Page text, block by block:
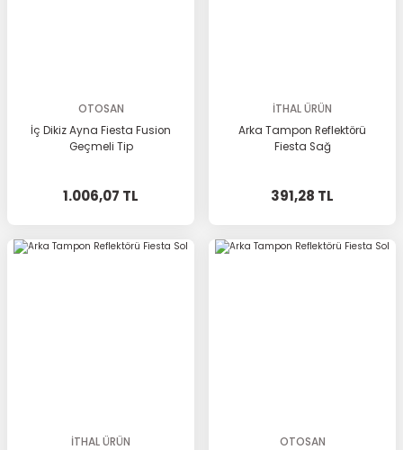
OTOSAN
İç Dikiz Ayna Fiesta Fusion
Geçmeli Tip
1.006,07 TL
İTHAL ÜRÜN
Arka Tampon Reflektörü
Fiesta Sağ
391,28 TL
İTHAL ÜRÜN
OTOSAN